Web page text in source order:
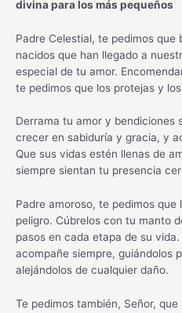
divina para los más pequeños
Padre Celestial, te pedimos que
nacidos que han llegado a
especial de tu amor.
te pedimos que los protejas y
Derrama tu amor y bendiciones
crecer en sabiduría y gracia, y
Que sus vidas estén llenas de
siempre sientan tu presencia
Padre amoroso, te pedimos
peligro. Cúbrelos con tu manto
pasos en cada etapa de su
acompañe siempre, guiándolos
alejándolos de cualquier daño.
Te pedimos también, Señor,